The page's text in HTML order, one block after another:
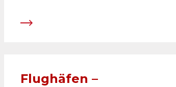
Flughäfen –